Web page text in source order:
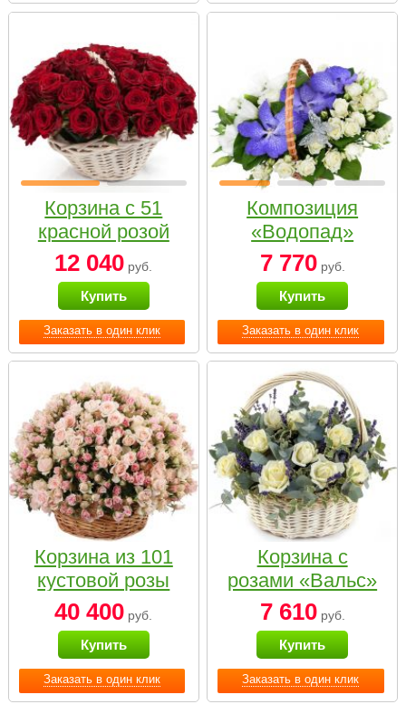
Заказать в один клик
Корзина с 51
красной розой
12 040 руб.
Купить
Заказать в один клик
Композиция
«Водопад»
7 770руб.
Купить
Заказать в один клик
Корзина из 101
кустовой розы
нежных тонов
40 400 руб.
Купить
Заказать в один клик
Корзина с
розами «Вальс»
7 610руб.
Купить